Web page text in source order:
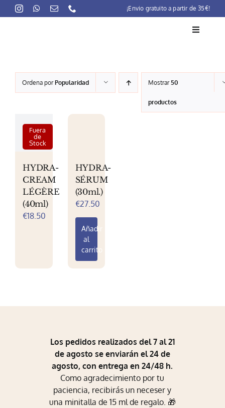
to
¡Envio gratuito a partir de 35€!
Toggle
La marca
Lait-Crème Concentré
Rutinas
Preocupaciones
Puntos venta
Contacto
Mi Perfil
Carrito
Ordena porPopularidad Mostrar50
productos
Fuera
de
Stock
HYDRA-
CREAM
LÉGÈRE
(40ml)
€18.50
HYDRA-
SÉRUM
(30ml.)
€27.50
Añadir
al
carrito
Los pedidos realizados del 7 al 21
de agosto se enviarán el 24 de
agosto, con entrega en 24/48 h.
Como agradecimiento por tu
paciencia, recibirás un neceser y
una minitalla de 15 ml de regalo. 🎁